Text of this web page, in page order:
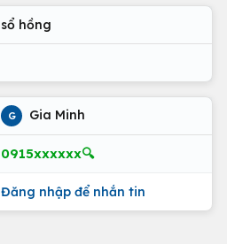
sổ hồng
G Gia Minh
0915xxxxxx🔍
Đăng nhập để nhắn tin